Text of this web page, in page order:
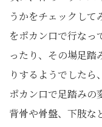
うかをチェックして
をポカン口で行なっ
ったり、その場足踏
りするようでしたら
ポカン口で足踏みの
背骨や骨盤、下肢な